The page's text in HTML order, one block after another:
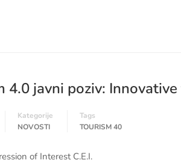
4.0 javni poziv:
Kategorije
NOVOSTI
Tags
TOURISM 40
of Interest C.E.I.